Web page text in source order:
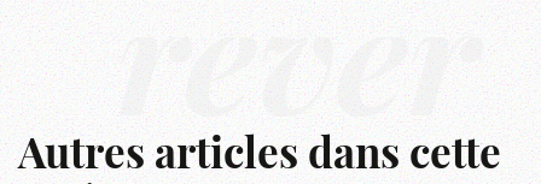
rêver
Autres articles dans cette